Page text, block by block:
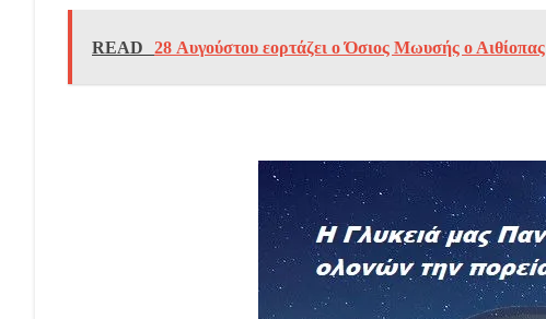
READ 28 Αυγούστου εορτάζει ο Όσιος Μωυσής ο Αιθίοπας